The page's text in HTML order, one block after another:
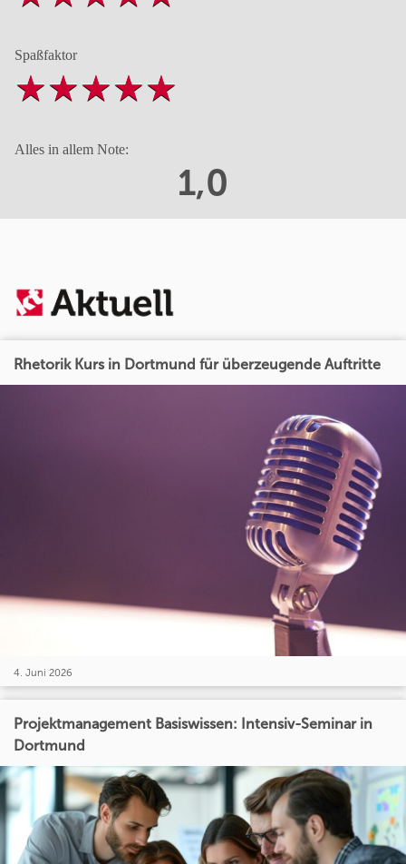
Spaßfaktor
Alles in allem Note:
1,0
Rhetorik Kurs in Dortmund für überzeugende Auftritte
4. Juni 2026
Projektmanagement Basiswissen: Intensiv-Seminar in
Dortmund